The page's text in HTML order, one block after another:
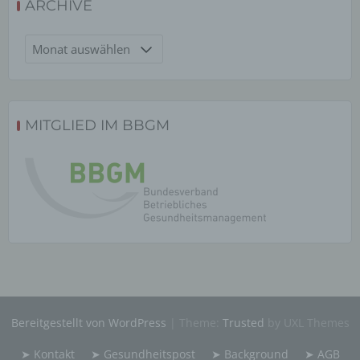
ARCHIVE
Archive
MITGLIED IM BBGM
Bereitgestellt von WordPress Trusted
➤ Kontakt ➤ Gesundheitspost ➤ Background ➤ AGB
genetischen, psychischen, wirtschaftlichen,
Betroffene Person ist jede identifizierte oder
identifizierbare natürliche Person, deren
c) Verarbeitung
Erfassen, die Organisation, das Ordnen, die
Auslesen, das Abfragen, die Verwendung, die
eine andere Form der Bereitstellung, den Abgleich